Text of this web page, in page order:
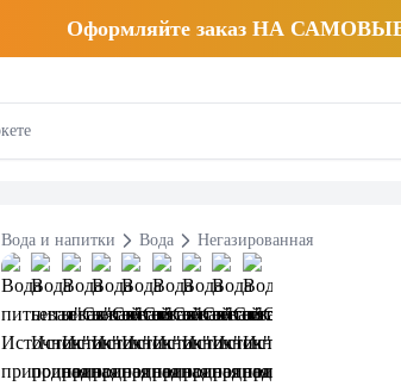
Оформляйте заказ НА
Вода и напитки Вода Негазированная